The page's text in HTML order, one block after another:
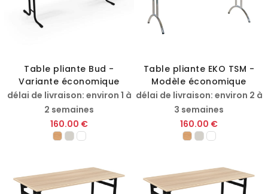
Table pliante Bud -
Variante économique
délai de livraison: environ 1 à
2 semaines
160.00 €
Table pliante EKO TSM -
Modèle économique
délai de livraison: environ 2 à
3 semaines
160.00 €